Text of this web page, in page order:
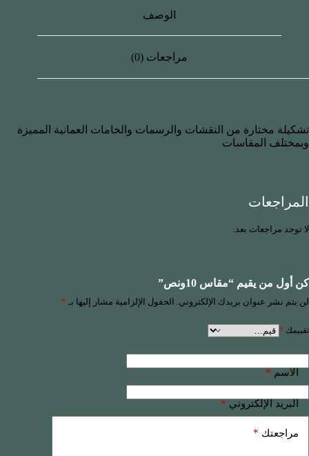
الوصف
مراجعات (0)
تشكيلة مختارة من النقشات والرسمات والخامات العمانية المميزة
وبمختلف المقاسات
المراجعات
لا توجد مراجعات بعد.
كن أول من يقيم “مقاس 10ونص”
لن يتم نشر عنوان بريدك الإلكتروني. الحقول الإلزامية مشار إليها بـ *
تقييمك *
الاسم*
البريد الإلكتروني*
مراجعتك *